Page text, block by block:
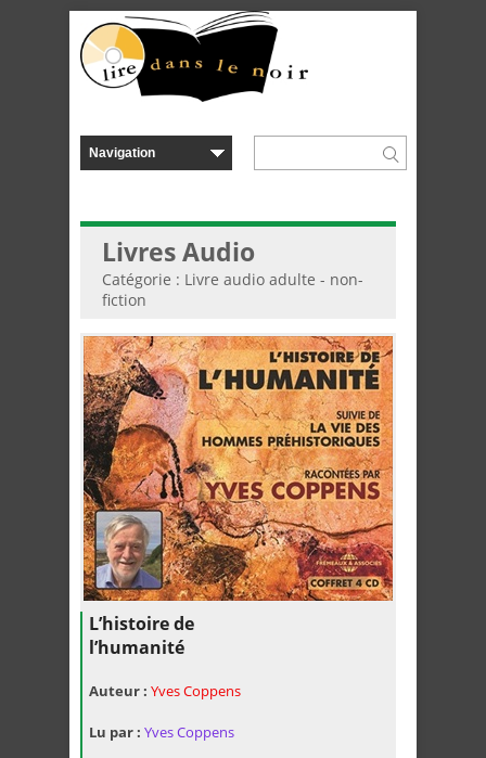
Livres Audio
Catégorie : Livre audio adulte - non-
fiction
L’histoire de
l’humanité
Auteur : Yves Coppens
Lu par : Yves Coppens